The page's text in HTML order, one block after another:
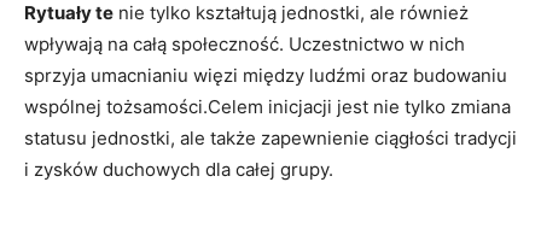
Rytuały te nie tylko kształtują jednostki, ale również
wpływają na całą społeczność. Uczestnictwo w nich
sprzyja umacnianiu więzi między ludźmi oraz budowaniu
wspólnej tożsamości.Celem inicjacji jest nie tylko zmiana
statusu jednostki, ale także zapewnienie ciągłości tradycji
i zysków duchowych dla całej grupy.